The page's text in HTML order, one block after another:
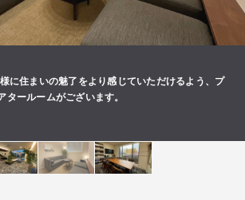
に住まいの魅了をより感じていただけるよう、プ
タールームがございます。